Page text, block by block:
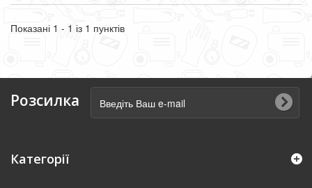
Показані 1 - 1 із 1 пунктів
Розсилка
Категорії